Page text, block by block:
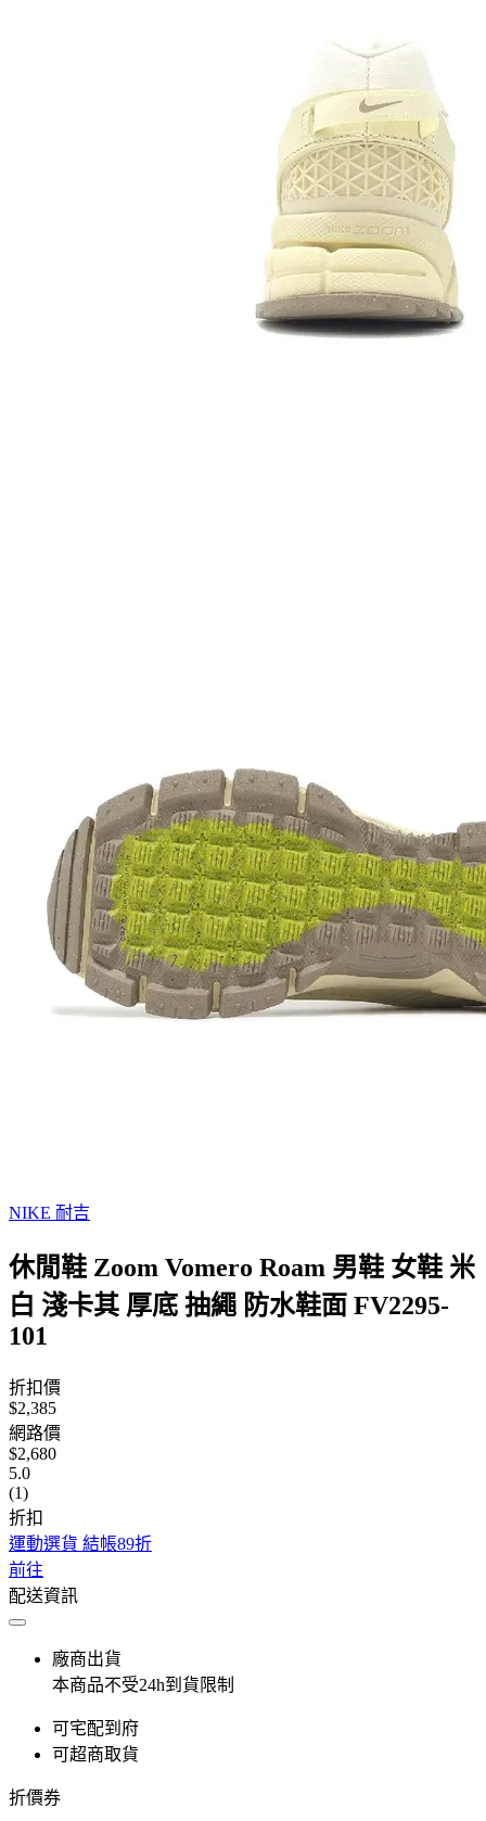
NIKE 耐吉
休閒鞋 Zoom Vomero Roam 男鞋 女鞋 米
白 淺卡其 厚底 抽繩 防水鞋面 FV2295-
101
折扣價
$2,385
網路價
$2,680
5.0
(1)
折扣
運動選貨 結帳89折
前往
配送資訊
廠商出貨
本商品不受24h到貨限制
可宅配到府
可超商取貨
折價券